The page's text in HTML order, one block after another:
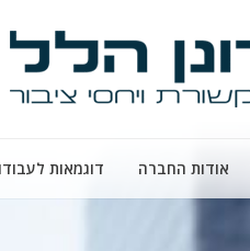
אודות החברה דוגמאות